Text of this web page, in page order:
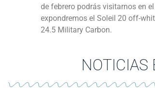
de febrero podrás visitarnos en
expondremos el Soleil 20 off-
24.5 Military Carbon.
NOTICIAS